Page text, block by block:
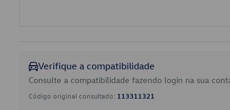
Verifique a compatibilidade
Consulte a compatibilidade fazendo login na sua
Código original consultado: 113311321